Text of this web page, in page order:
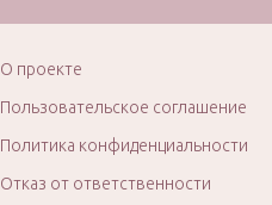
О проекте
Пользовательское соглашение
Политика конфиденциальности
Отказ от ответственности